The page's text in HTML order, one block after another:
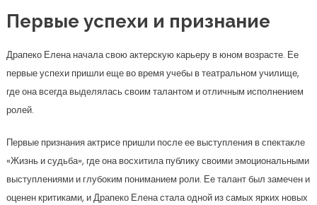
Первые успехи и признание
Драпеко Елена начала свою актерскую карьеру в юном возрасте. Ее
первые успехи пришли еще во время учебы в театральном училище,
где она всегда выделялась своим талантом и отличным исполнением
ролей.
Первые признания актрисе пришли после ее выступления в спектакле
«Жизнь и судьба», где она восхитила публику своими эмоциональными
выступлениями и глубоким пониманием роли. Ее талант был замечен и
оценен критиками, и Драпеко Елена стала одной из самых ярких новых